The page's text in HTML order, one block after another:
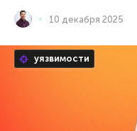
10 декабря 2025
уязвимости